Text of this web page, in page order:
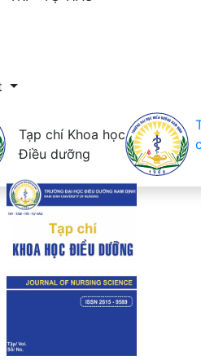
ngữ. Ngôn ngữ hiện tại là:
Tạp chí Khoa học
Điều dưỡng